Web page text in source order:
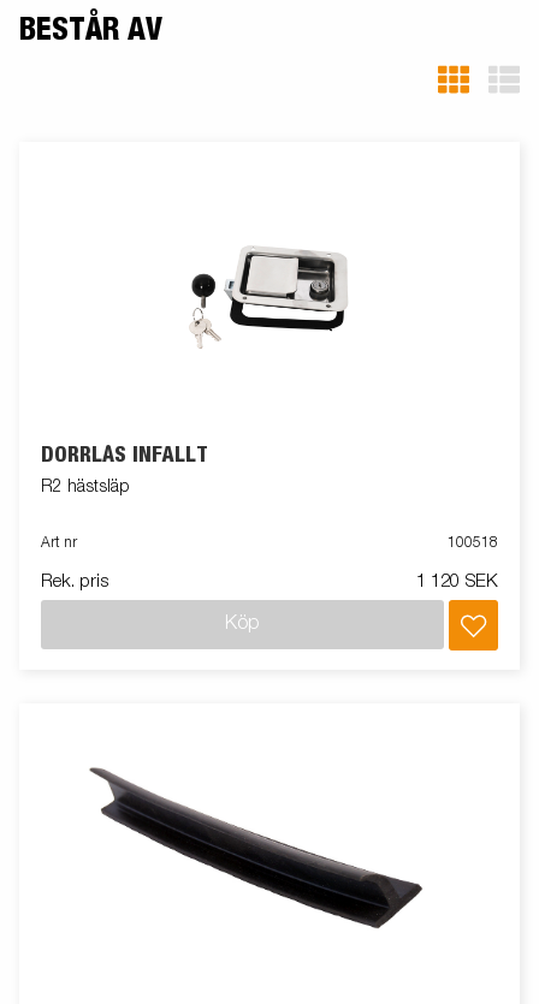
BESTÅR AV
DÖRRLÅS INFÄLLT
R2 hästsläp
Art nr 100518
Rek. pris 1 120 SEK
Köp